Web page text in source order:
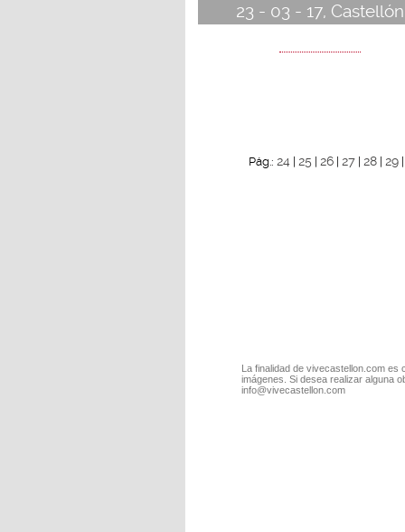
23 - 03 - 17, Castellón
Pág.: 24| 25| 26| 27| 28| 29
La finalidad de vivecastellon.com
imágenes. Si desea realizar alguna
info@vivecastellon.com